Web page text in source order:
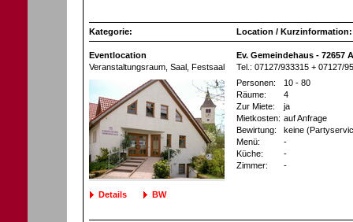
Kategorie: Location / Kurzinformation:
Eventlocation
Veranstaltungsraum , Saal, Festsaal
Ev. Gemeindehaus - 72657
Tel.: 07127/933315 + 07127/
Details BW
Personen:
10 - 80
Räume:
4
Zur Miete:
ja
Mietkosten: auf Anfrage
Bewirtung:
keine
Menü:
-
Küche:
-
Zimmer:
-